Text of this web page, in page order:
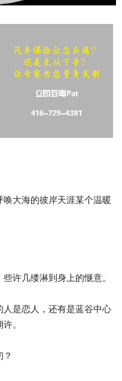
大海的彼岸天涯某个温暖
许几缕淋到身上的惬意。
是恋人，还有是蓝谷中心
。